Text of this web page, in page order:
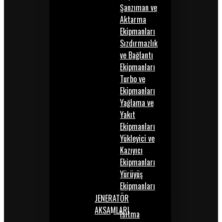
Şanzıman ve
Aktarma
Ekipmanları
Sızdırmazlık
ve Bağlantı
Ekipmanları
Turbo ve
Ekipmanları
Yağlama ve
Yakıt
Ekipmanları
Yükleyici ve
Kazıyıcı
Ekipmanları
Yürüyüş
Ekipmanları
JENERATÖR
AKSAMLARIIsıtma